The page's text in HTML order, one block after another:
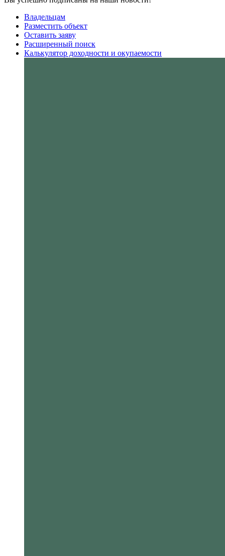
Владельцам
Разместить объект
Оставить заяву
Расширенный поиск
Калькулятор доходности и окупаемости